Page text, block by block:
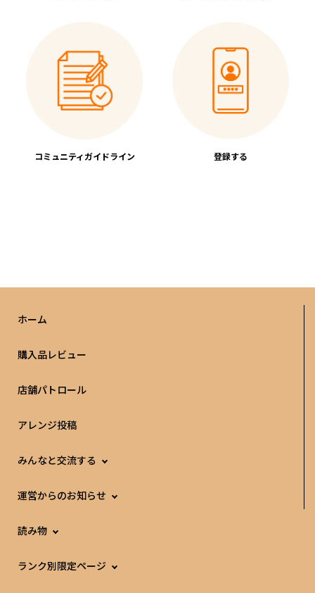
ホーム
購入品レビュー
店舗パトロール
アレンジ投稿
みんなと交流する
運営からのお知らせ
読み物
ランク別限定ページ